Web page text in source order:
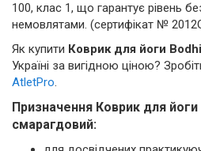
100, клас 1, що гарантує рівень
немовлятами. (сертифікат №
Як купити Коврик для йоги
Україні за вигідною ціною?
AtletPro.
Призначення Коврик для йоги
смарагдовий: